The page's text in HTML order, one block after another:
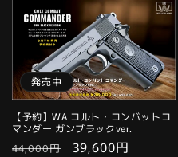
価
格
価
格
発売中
【予約】WA コルト・コンバットコ
マンダー ガンブラックver.
通
44,000円
セ
39,600円